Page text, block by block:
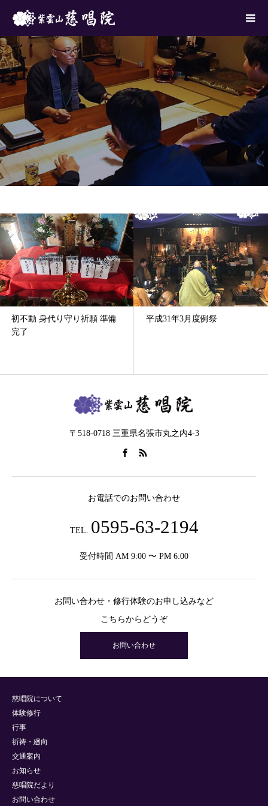
初不動 身代り守り祈願 準備
完了
平成31年3月度例祭
〒518-0718 三重県名張市丸之内4-3
お電話でのお問い合わせ
TEL. 0595-63-2194
受付時間 AM 9:00 〜 PM 6:00
お問い合わせ・修行体験のお申し込みなど
こちらからどうぞ
お問い合わせ
慈唱院について
体験修行
行事
祈祷・廻向
交通案内
お知らせ
慈唱院だより
お問い合わせ